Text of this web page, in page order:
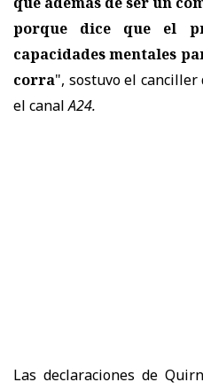
porque dice que el
capacidades mentales
corra", sostuvo el
el canalA24.
Las declaraciones de